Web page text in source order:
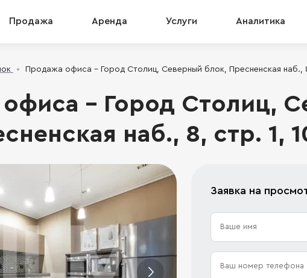
Продажа Аренда Услуги Аналитика
Продажа офиса - Город Столиц, Северный блок, Пресненская наб.,
- Город Столиц,
наб., 8, стр. 1,
Заявка на